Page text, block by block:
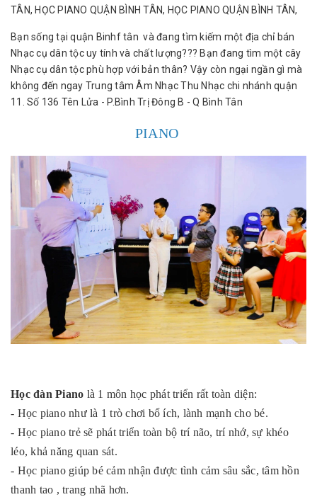
TÂN, HỌC PIANO QUẬN BÌNH TÂN, HỌC PIANO QUẬN BÌNH TÂN,
Bạn sống tại quận Binhf tân và đang tìm kiếm một địa chỉ bán
Nhạc cụ dân tộc uy tính và chất lượng??? Bạn đang tìm một cây
Nhạc cụ dân tộc phù hợp với bản thân? Vậy còn ngại ngần gì mà
không đến ngay Trung tâm Âm Nhạc Thu Nhạc chi nhánh quận
11. Số 136 Tên Lửa - P.Bình Trị Đông B - Q Bình Tân
PIANO
Học đàn Piano là 1 môn học phát triển rất toàn diện:
- Học piano như là 1 trò chơi bổ ích, lành mạnh cho bé.
- Học piano trẻ sẽ phát triển toàn bộ trí não, trí nhớ, sự khéo
léo, khả năng quan sát.
- Học piano giúp bé cảm nhận được tình cảm sâu sắc, tâm hồn
thanh tao , trang nhã hơn.